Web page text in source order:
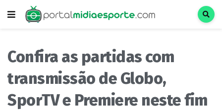
Confira as partidas com
transmissão de Globo,
SporTV e Premiere neste fim